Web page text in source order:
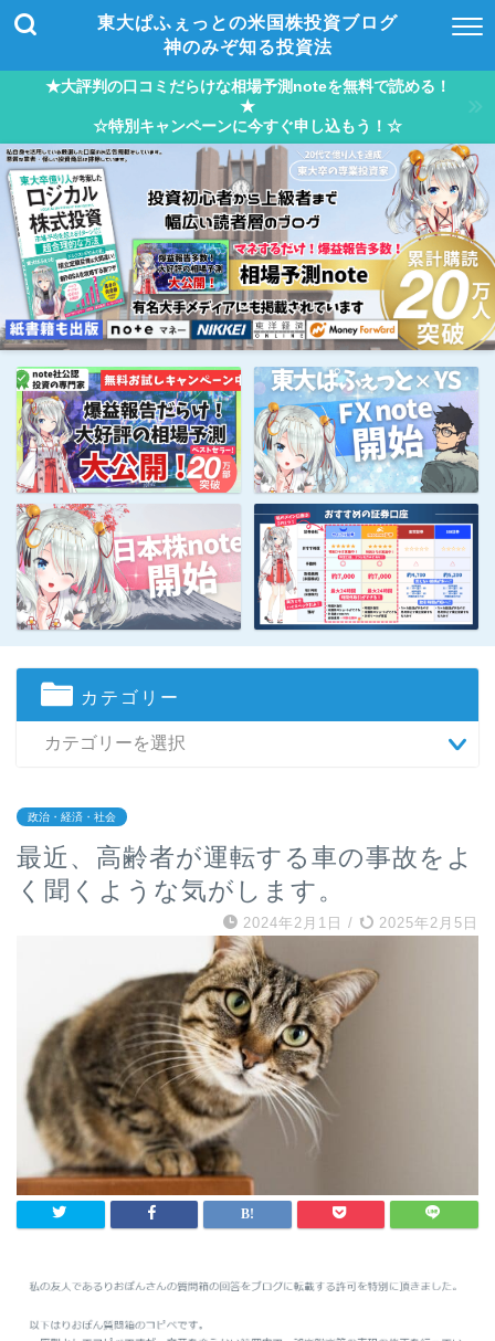
東大ぱふぇっとの米国株投資ブログ
神のみぞ知る投資法
★大評判の口コミだらけな相場予測noteを無料で読める！
★
☆特別キャンペーンに今すぐ申し込もう！☆
カテゴリー
政治・経済・社会
最近、高齢者が運転する車の事故をよ
く聞くような気がします。
2024年2月1日 / 2025年2月5日